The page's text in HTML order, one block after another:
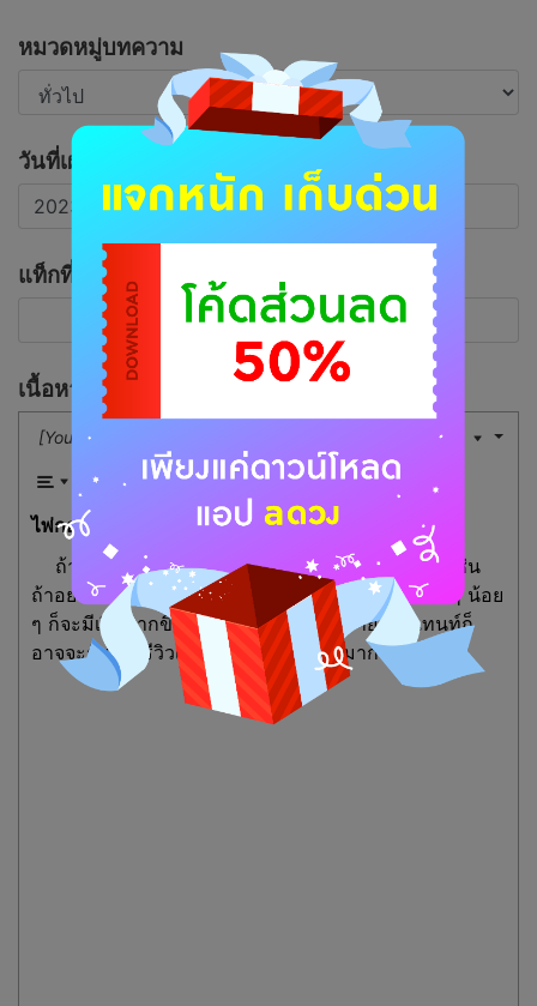
หมวดหมู่บทความ
วันที่เผยแพร่บทความ
แท็กที่เกี่ยวข้อง
เนื้อหาบทความ
[Your Button]
ไพ่กองที่ 4
ถ้าอยากได้อะไรต้องลงมือทำแล้วจะได้มานะคะ เช่น
ถ้าอยากได้เงินหรือรายได้เพิ่ม ให้ลงมือทำอะไรเล็ก ๆ น้อย
ๆ ก็จะมีเงินมากขึ้น หรือบางคนทำงานสายคอนเทนท์ก็
อาจจะรับงานรีวิวเพิ่ม จะทำให้มีลูกค้ามากขึ้นน้าา